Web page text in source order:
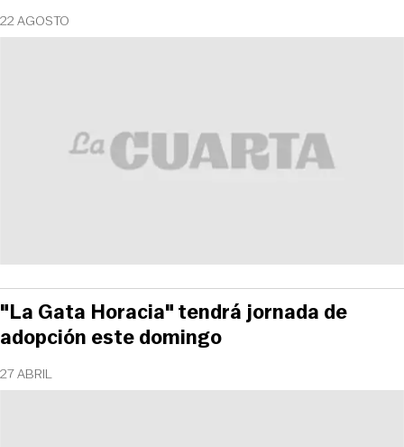
22 AGOSTO
27 ABRIL
"La Gata Horacia" tendrá jornada de
adopción este domingo